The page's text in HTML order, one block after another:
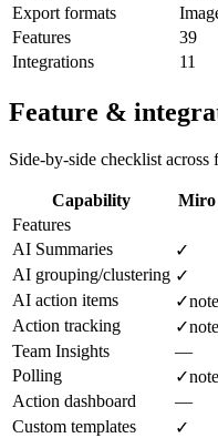
Export formats
Features
39
Integrations
11
Feature &
Side-by-side checklist across
Capability Miro
Features
AI Summaries
✓
AI grouping/clustering ✓
AI action items
✓note
Action tracking
✓note
Team Insights
—
Polling
✓note
Action dashboard
—
Custom templates
✓